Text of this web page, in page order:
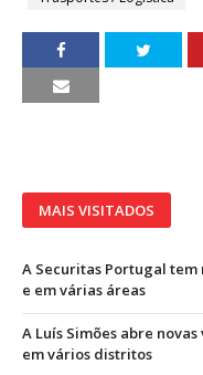
MAIS VISITADOS
A Securitas Portugal tem
e em várias áreas
A Luís Simões abre
em vários distritos